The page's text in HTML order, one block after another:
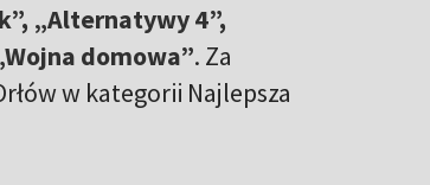
„Alternatywy 4”,
domowa”. Za
w kategorii Najlepsza